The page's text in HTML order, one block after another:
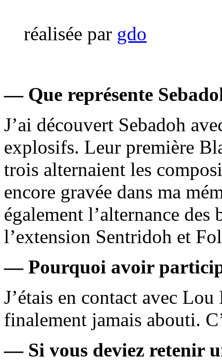
réalisée par gdo
— Que représente
J’ai découvert Sebadoh
explosifs. Leur première
trois alternaient les
encore gravée dans ma
également l’alternance
l’extension Sentridoh et
— Pourquoi avoir
J’étais en contact avec
finalement jamais abouti.
— Si vous deviez retenir